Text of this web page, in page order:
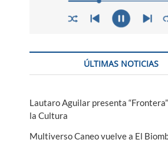
ÚLTIMAS NOTICIAS
Lautaro Aguilar presenta
la Cultura
Multiverso Caneo vuelve a El